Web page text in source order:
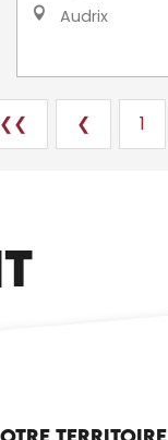
Audrix
❮❮ ❮ 1